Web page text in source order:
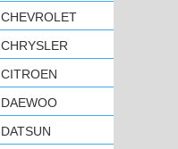
CHEVROLET
CHRYSLER
CITROEN
DAEWOO
DATSUN